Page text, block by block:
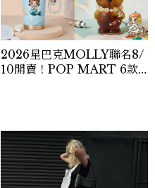
2026星巴克MOLLY聯名8/
10開賣！POP MART 6款